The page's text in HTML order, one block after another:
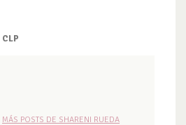
CLP
MÁS POSTS DE SHARENI RUEDA